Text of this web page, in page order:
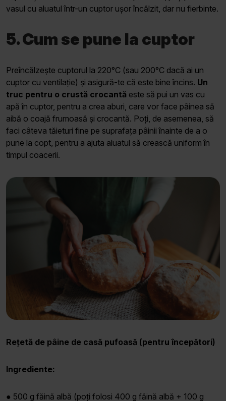
vasul cu aluatul într-un cuptor ușor încălzit, dar nu fierbinte.
5. Cum se pune la cuptor
Preîncălzește cuptorul la 220°C (sau 200°C dacă ai un
cuptor cu ventilație) și asigură-te că este bine încins. Un
truc pentru o crustă crocantă este să pui un vas cu
apă în cuptor, pentru a crea aburi, care vor face pâinea să
aibă o coajă frumoasă și crocantă. Poți, de asemenea, să
faci câteva tăieturi fine pe suprafața pâinii înainte de a o
pune la copt, pentru a ajuta aluatul să crească uniform în
timpul coacerii.
Rețetă de pâine de casă pufoasă (pentru începători)
Ingrediente:
● 500 g făină albă (poți folosi 400 g făină albă + 100 g